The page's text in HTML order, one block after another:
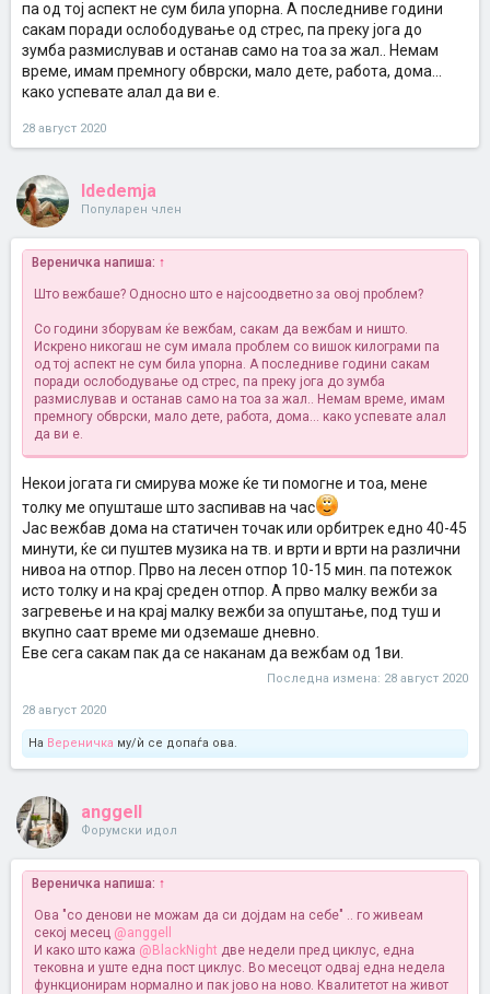
па од тој аспект не сум била упорна. А последниве години
сакам поради ослободување од стрес, па преку јога до
зумба размислував и останав само на тоа за жал.. Немам
време, имам премногу обврски, мало дете, работа, дома...
како успевате алал да ви е.
28 август 2020
Idedemja
Популарен член
Вереничка напиша: ↑
Што вежбаше? Односно што е најсоодветно за овој проблем?
Со години зборувам ќе вежбам, сакам да вежбам и ништо.
Искрено никогаш не сум имала проблем со вишок килограми па
од тој аспект не сум била упорна. А последниве години сакам
поради ослободување од стрес, па преку јога до зумба
размислував и останав само на тоа за жал.. Немам време, имам
премногу обврски, мало дете, работа, дома... како успевате алал
да ви е.
Некои јогата ги смирува може ќе ти помогне и тоа, мене
толку ме опушташе што заспивав на час
Јас вежбав дома на статичен точак или орбитрек едно 40-45
минути, ќе си пуштев музика на тв. и врти и врти на различни
нивоа на отпор. Прво на лесен отпор 10-15 мин. па потежок
исто толку и на крај среден отпор. А прво малку вежби за
загревење и на крај малку вежби за опуштање, под туш и
вкупно саат време ми одземаше дневно.
Еве сега сакам пак да се наканам да вежбам од 1ви.
Последна измена: 28 август 2020
28 август 2020
На Вереничка му/ѝ се допаѓа ова.
anggell
Форумски идол
Вереничка напиша: ↑
Ова "со денови не можам да си дојдам на себе" .. го живеам
секој месец @anggell
И како што кажа @BlackNight две недели пред циклус, една
тековна и уште една пост циклус. Во месецот одвај една недела
функционирам нормално и пак јово на ново. Квалитетот на живот